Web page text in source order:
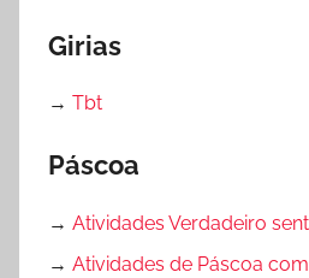
Girias
→ Tbt
Páscoa
→ Atividades Verdadeiro
→ Atividades de Páscoa